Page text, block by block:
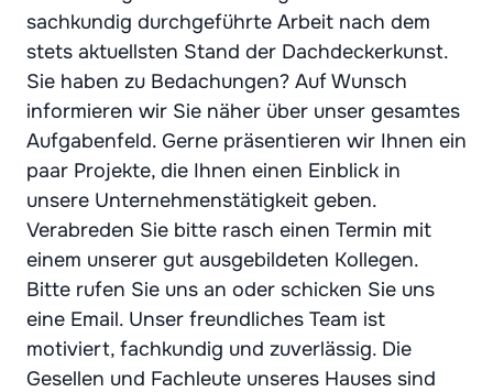
sachkundig durchgeführte Arbeit nach dem
stets aktuellsten Stand der Dachdeckerkunst.
Sie haben zu Bedachungen? Auf Wunsch
informieren wir Sie näher über unser gesamtes
Aufgabenfeld. Gerne präsentieren wir Ihnen ein
paar Projekte, die Ihnen einen Einblick in
unsere Unternehmenstätigkeit geben.
Verabreden Sie bitte rasch einen Termin mit
einem unserer gut ausgebildeten Kollegen.
Bitte rufen Sie uns an oder schicken Sie uns
eine Email. Unser freundliches Team ist
motiviert, fachkundig und zuverlässig. Die
Gesellen und Fachleute unseres Hauses sind